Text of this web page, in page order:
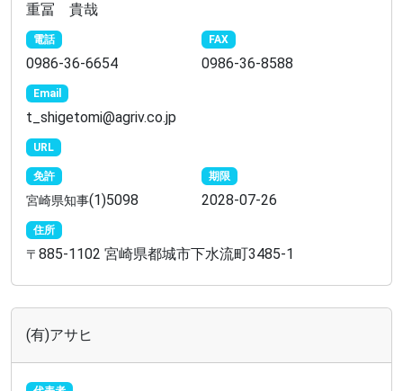
重冨 貴哉
電話
0986-36-6654
FAX
0986-36-8588
Email
t_shigetomi@agriv.co.jp
URL
免許
宮崎県知事(1)5098
期限
2028-07-26
住所
〒 885-1102 宮崎県都城市下水流町3485-1
(有)アサヒ